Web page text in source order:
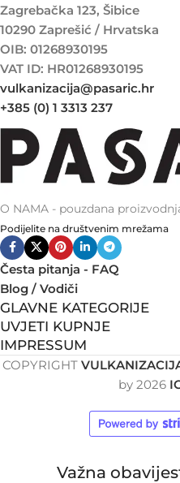
Zagrebačka 123, Šibice
10290 Zaprešić / Hrvatska
OIB: 01268930195
VAT ID: HR01268930195
vulkanizacija@pasaric.hr
+385 (0) 1 3313 237
O NAMA - pouzdana
Podijelite na društvenim mrežama
Česta pitanja - FAQ
Blog / Vodiči
GLAVNE KATEGORIJE
UVJETI KUPNJE
IMPRESSUM
COPYRIGHT
by 2026
Važna